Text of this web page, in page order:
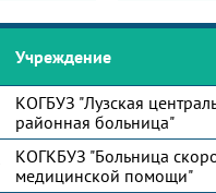
Учреждение
КОГБУЗ "Лузская
районная больница"
КОГКБУЗ "Больница
медицинской помощи"